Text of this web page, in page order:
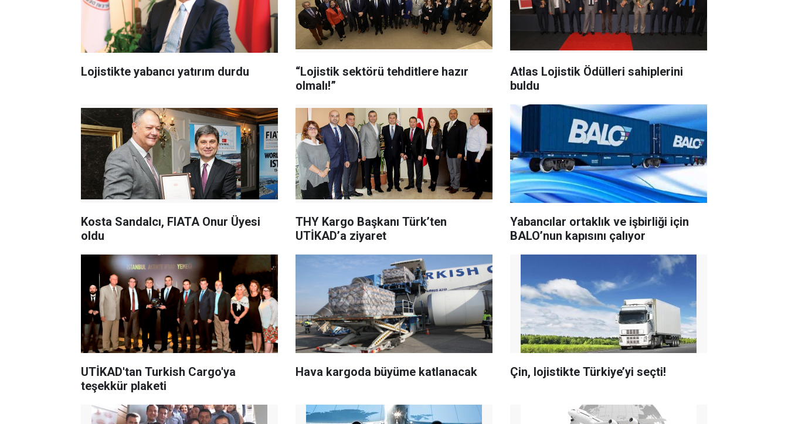
Lojistikte yabancı yatırım durdu
“Lojistik sektörü tehditlere hazır
olmalı!”
Atlas Lojistik Ödülleri sahiplerini
buldu
Kosta Sandalcı, FIATA Onur Üyesi
oldu
THY Kargo Başkanı Türk’ten
UTİKAD’a ziyaret
Yabancılar ortaklık ve işbirliği için
BALO’nun kapısını çalıyor
UTİKAD'tan Turkish Cargo'ya
teşekkür plaketi
Hava kargoda büyüme katlanacak Çin, lojistikte Türkiye’yi seçti!